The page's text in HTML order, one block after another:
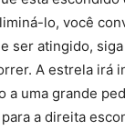
lo, você
ser atingido,
A estrela irá
a uma grande
a direita